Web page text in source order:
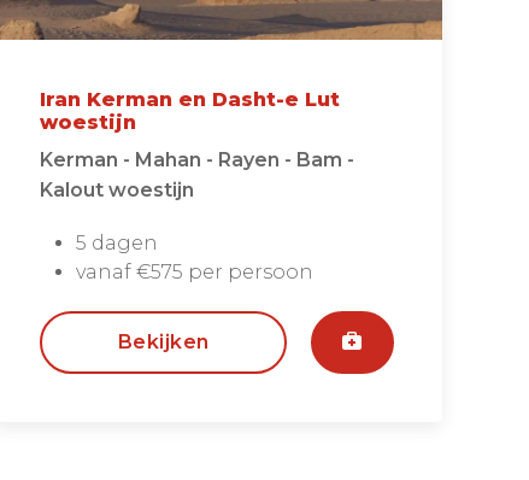
Iran Kerman en Dasht-e Lut
woestijn
Kerman - Mahan - Rayen - Bam -
Kalout woestijn
5 dagen
vanaf €575 per persoon
Bekijken